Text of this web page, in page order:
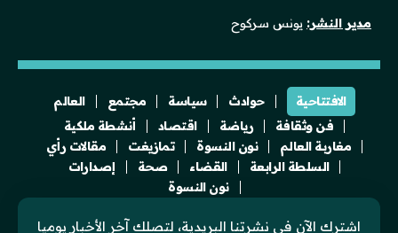
مدير النشر: يونس سركوح
الافتتاحية حوادث سياسة مجتمع
العالم
فن وثقافة
رياضة اقتصاد
أنشطة ملكية
مغاربة العالم
نون النسوة تمازيغت
مقالات رأي
السلطة الرابعة
القضاء صحة
إصدارات
نون النسوة
اشترك الآن في نشرتنا البريدية، لتصلك آخر الأخبار يوميا